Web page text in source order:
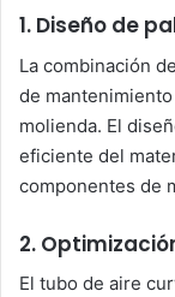
1. Diseño de
La combinación
de
molienda. El
eficiente del
componentes de
2.
El tubo de aire